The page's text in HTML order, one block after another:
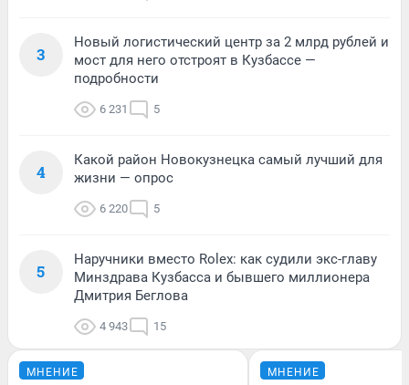
3
Новый логистический центр за 2 млрд рублей и
мост для него отстроят в Кузбассе —
подробности
6 231 5
4
Какой район Новокузнецка самый лучший для
жизни — опрос
6 220 5
5
Наручники вместо Rolex: как судили экс-главу
Минздрава Кузбасса и бывшего миллионера
Дмитрия Беглова
4 943 15
МНЕНИЕ МНЕНИЕ